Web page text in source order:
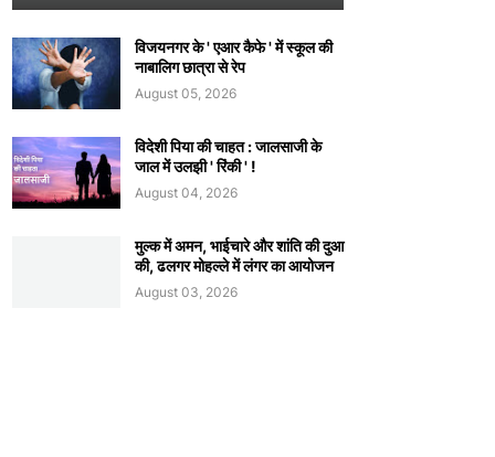
विजयनगर के ' एआर कैफे ' में स्कूल की
नाबालिग छात्रा से रेप
August 05, 2026
विदेशी पिया की चाहत : जालसाजी के
जाल में उलझी ' रिंकी ' !
August 04, 2026
मुल्क में अमन, भाईचारे और शांति की दुआ
की, ढलगर मोहल्ले में लंगर का आयोजन
August 03, 2026